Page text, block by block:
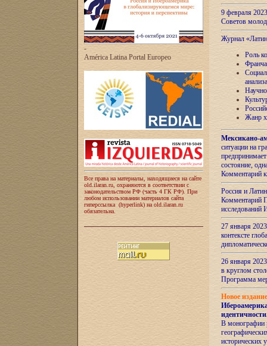
-
América Latina Portal Europeo
Все права на материалы, находящиеся на сайте
old.ilaran.ru, охраняются в соответствии с
законодательством РФ (часть 4 ГК РФ). При
любом использовании материалов сайта
гиперссылка (hyperlink) на old.ilaran.ru
обязательна.
9 февраля
Советов
Журнал
Роль
анализа
Жанр
Мексикано-
ситуации на
состояние,
Комментарий
Россия и
Комментарий
27 января
контексте
26 января
в круглом
Программа
Новое
идентичности
В монографии
исторических